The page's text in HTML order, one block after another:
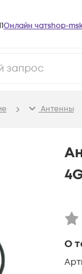
Онлайн чатshop-
Антенны
О